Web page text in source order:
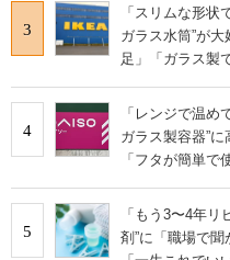
3
「スリムな形
ガラス水筒”が
足」「ガラス製
4
「レンジで温
ガラス製容器”
「フタが簡単で
5
「もう3〜4年
剤”に「職場で聞